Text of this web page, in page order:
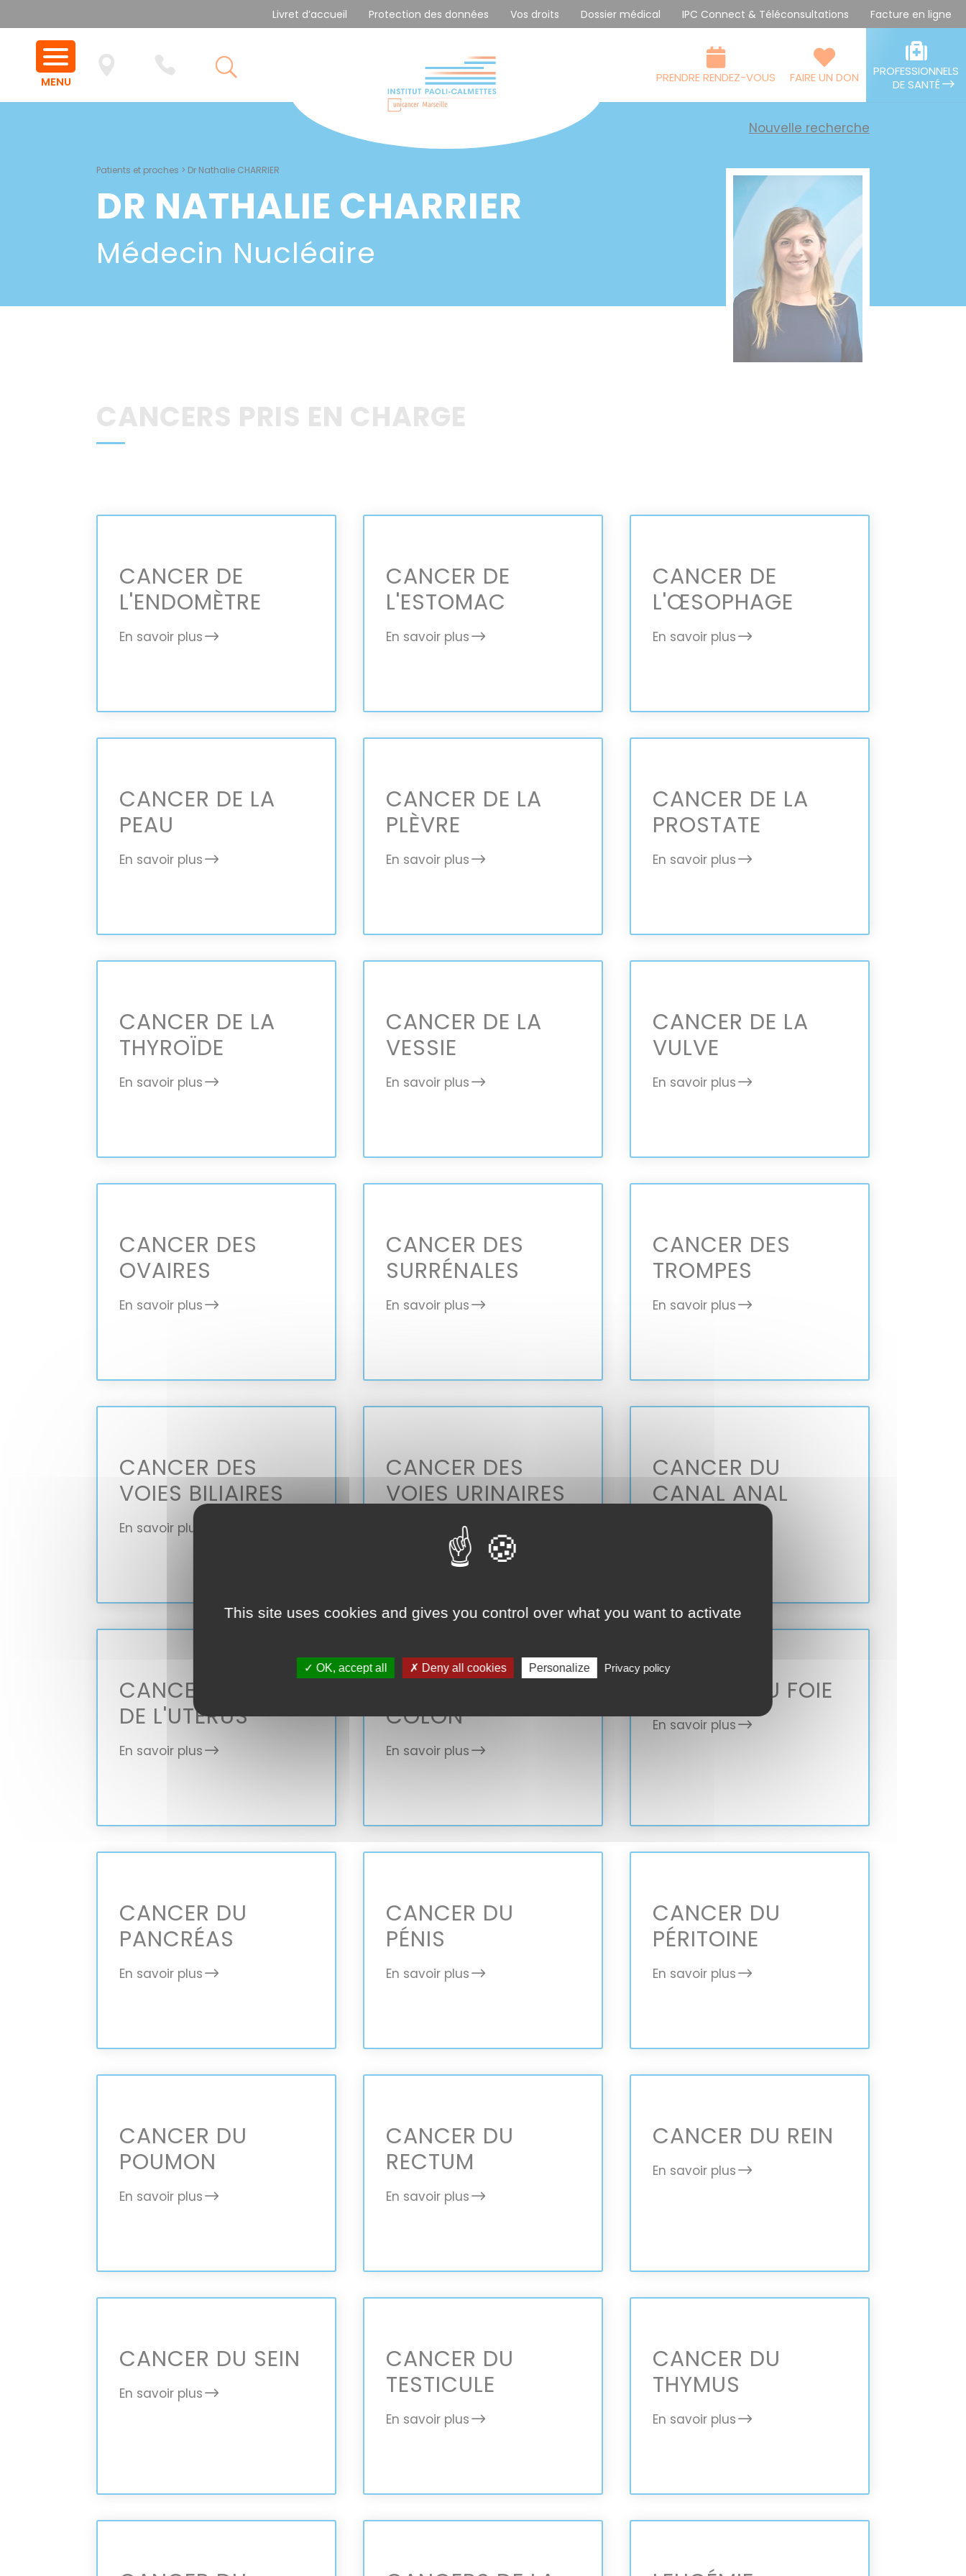
Livret d’accueil Protection des données Vos droits Dossier médical IPC Connect & Téléconsultations Facture en ligne
PROFESSIONNELS
DE SANTÉ
FAIRE UN DON
PRENDRE RENDEZ-VOUS
Patients et proches > Dr Nathalie CHARRIER
DR NATHALIE CHARRIER
Médecin Nucléaire
Nouvelle recherche
CANCERS PRIS EN CHARGE
CANCER DE
L'ENDOMÈTRE
En savoir plus
CANCER DE
L'ESTOMAC
En savoir plus
CANCER DE
L'ŒSOPHAGE
En savoir plus
CANCER DE LA
PEAU
En savoir plus
CANCER DE LA
PLÈVRE
En savoir plus
CANCER DE LA
PROSTATE
En savoir plus
CANCER DE LA
THYROÏDE
En savoir plus
CANCER DE LA
VESSIE
En savoir plus
CANCER DE LA
VULVE
En savoir plus
CANCER DES
OVAIRES
En savoir plus
CANCER DES
SURRÉNALES
En savoir plus
CANCER DES
TROMPES
En savoir plus
CANCER DES
VOIES BILIAIRES
En savoir plus
CANCER DES
VOIES URINAIRES
HAUTES
En savoir plus
CANCER DU
CANAL ANAL
CANCER DU COL
DE L'UTÉRUS
En savoir plus
CÔLON
En savoir plus
CANCER DU FOIE
En savoir plus
CANCER DU
PANCRÉAS
En savoir plus
CANCER DU
PÉNIS
En savoir plus
CANCER DU
PÉRITOINE
En savoir plus
CANCER DU
POUMON
En savoir plus
CANCER DU
RECTUM
En savoir plus
CANCER DU REIN
En savoir plus
CANCER DU SEIN
En savoir plus
CANCER DU
TESTICULE
En savoir plus
CANCER DU
THYMUS
En savoir plus
This site uses cookies and gives you control over what you want to activate
✓ OK, accept all ✗ Deny all cookies Personalize Privacy policy